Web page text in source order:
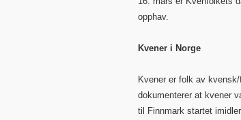
opphav.
Kvener i Norge
Kvener er folk av
dokumenterer at kvener
til Finnmark startet